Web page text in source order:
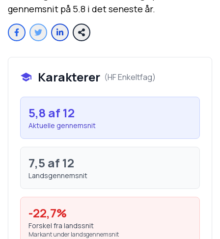
gennemsnit på 5.8 i det seneste år.
Karakterer (HF Enkeltfag)
5,8 af 12
Aktuelle gennemsnit
7,5 af 12
Landsgennemsnit
-22,7%
Forskel fra landssnit
Markant under landsgennemsnit